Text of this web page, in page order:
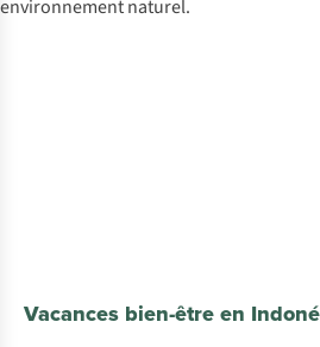
Vacances bien-être en